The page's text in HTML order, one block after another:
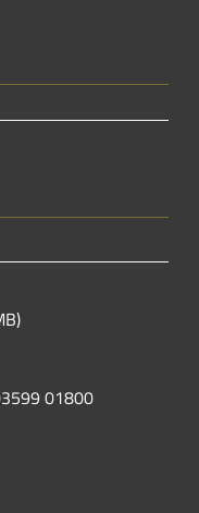
01800